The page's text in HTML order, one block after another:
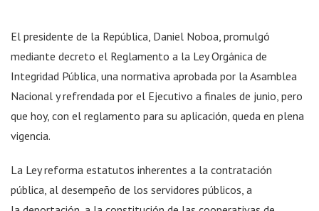
El presidente de la República, Daniel Noboa, promulgó
mediante decreto el Reglamento a la Ley Orgánica de
Integridad Pública, una normativa aprobada por la Asamblea
Nacional y refrendada por el Ejecutivo a finales de junio, pero
que hoy, con el reglamento para su aplicación, queda en plena
vigencia.
La Ley reforma estatutos inherentes a la contratación
pública, al desempeño de los servidores públicos, a